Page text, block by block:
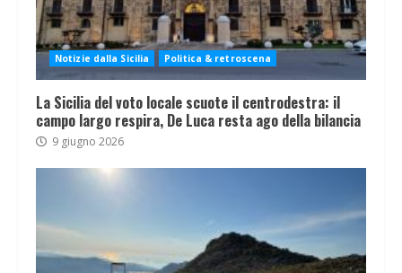
Notizie dalla Sicilia Politica & retroscena
La Sicilia del voto locale scuote il centrodestra: il
campo largo respira, De Luca resta ago della bilancia
9 giugno 2026